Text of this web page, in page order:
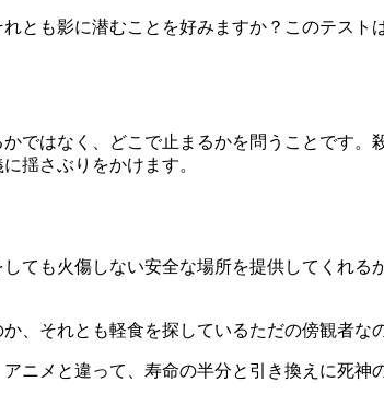
とも影に潜むことを好みますか？このテス
ではなく、どこで止まるかを問うことです
揺さぶりをかけます。
ても火傷しない安全な場所を提供してくれ
、それとも軽食を探しているただの傍観者な
ニメと違って、寿命の半分と引き換えに死